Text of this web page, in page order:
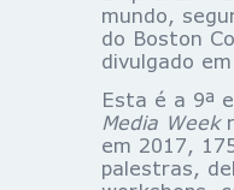
mundo,
do Boston
divulgado
Esta é a 9ª
Media Week
em 2017,
palestras,